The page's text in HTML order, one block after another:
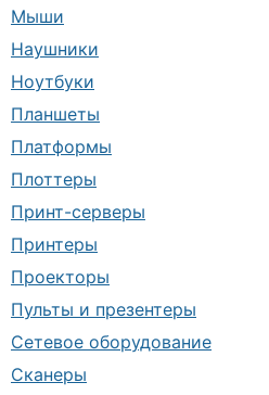
Мыши
Наушники
Ноутбуки
Планшеты
Платформы
Плоттеры
Принт-серверы
Принтеры
Проекторы
Пульты и презентеры
Сетевое оборудование
Сканеры